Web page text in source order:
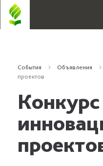
События Объявления
проектов